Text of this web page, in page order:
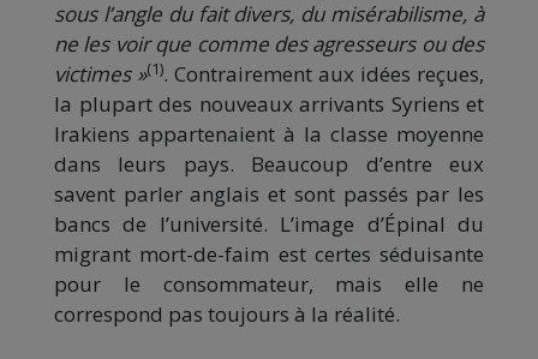
sous l’angle du fait divers, du misérabilisme, à
ne les voir que comme des agresseurs ou des
victimes »(1). Contrairement aux idées reçues,
la plupart des nouveaux arrivants Syriens et
Irakiens appartenaient à la classe moyenne
dans leurs pays. Beaucoup d’entre eux
savent parler anglais et sont passés par les
bancs de l’université. L’image d’Épinal du
migrant mort-de-faim est certes séduisante
pour le consommateur, mais elle ne
correspond pas toujours à la réalité.